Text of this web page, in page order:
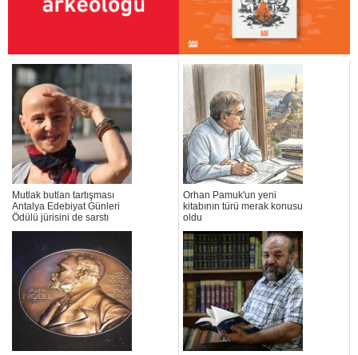
Mutlak butlan tartışması
Antalya Edebiyat Günleri
Ödülü jürisini de sarstı
Orhan Pamuk'un yeni
kitabının türü merak konusu
oldu